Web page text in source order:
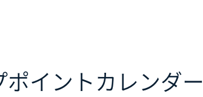
ポイント カレンダー